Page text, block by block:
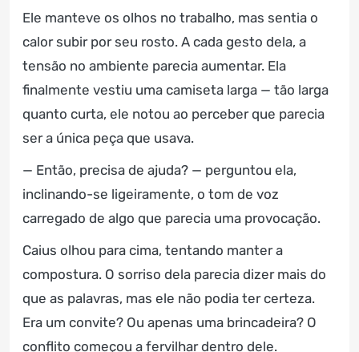
Ele manteve os olhos no trabalho, mas sentia o
calor subir por seu rosto. A cada gesto dela, a
tensão no ambiente parecia aumentar. Ela
finalmente vestiu uma camiseta larga — tão larga
quanto curta, ele notou ao perceber que parecia
ser a única peça que usava.
— Então, precisa de ajuda? — perguntou ela,
inclinando-se ligeiramente, o tom de voz
carregado de algo que parecia uma provocação.
Caius olhou para cima, tentando manter a
compostura. O sorriso dela parecia dizer mais do
que as palavras, mas ele não podia ter certeza.
Era um convite? Ou apenas uma brincadeira? O
conflito começou a fervilhar dentro dele.